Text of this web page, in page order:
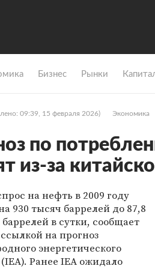
Бизнес Рынки
09:39, 15 февраля 2026) Экономика
по
из-за
на нефть в 2009 году
930 тысяч баррелей до 87,8
в сутки, сообщает
на прогноз
энергетического
(IEA). Ранее IEA ожидало